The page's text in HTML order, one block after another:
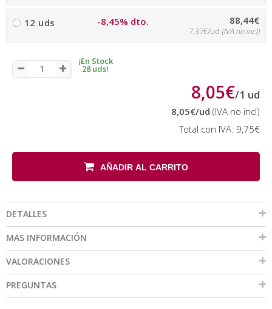
12 uds -8,45% dto. 88,44€
7,37€/ud (IVA no incl)
¡En Stock
28 uds!
8,05€/1 ud
8,05€/ud (IVA no incl)
Total con IVA: 9,75€
AÑADIR AL CARRITO
DETALLES
MAS INFORMACIÓN
VALORACIONES
PREGUNTAS